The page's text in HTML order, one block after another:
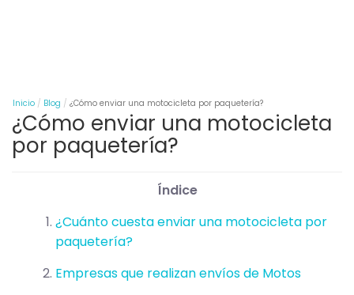
Inicio Blog ¿Cómo enviar una motocicleta por paquetería?
¿Cómo enviar una motocicleta
por paquetería?
Índice
¿Cuánto cuesta enviar una motocicleta por
paquetería?
Empresas que realizan envíos de Motos